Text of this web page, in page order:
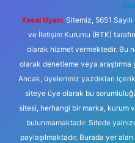
Yasal Uyarı: Sitemiz, 5651
ve İletişim Kurumu (BTK)
olarak hizmet vermektedir. Bu
olarak denetleme veya
Ancak, üyelerimiz yazdıkları
siteye üye olarak bu
sitesi, herhangi bir marka, kurum
bulunmamaktadır. Sitede
paylaşılmaktadır. Burada yer